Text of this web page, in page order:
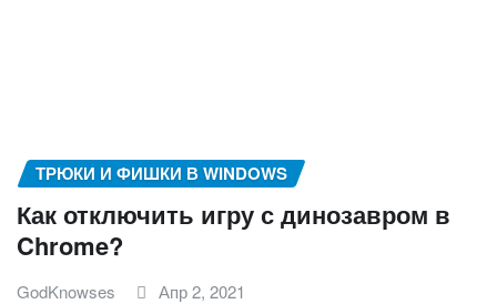
ТРЮКИ И ФИШКИ В WINDOWS
Как отключить игру с динозавром в
Chrome?
GodKnowses Апр 2, 2021